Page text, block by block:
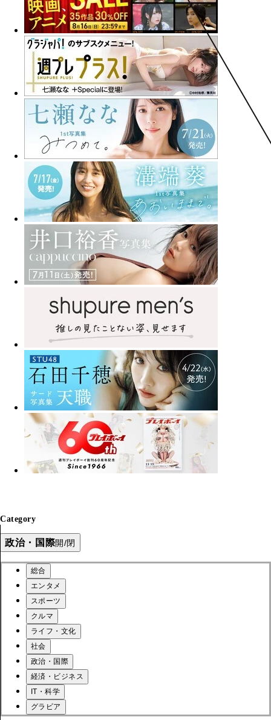
Category
政治・国際開/閉
総合
エンタメ
スポーツ
クルマ
ライフ・文化
社会
政治・国際
経済・ビジネス
IT・科学
グラビア